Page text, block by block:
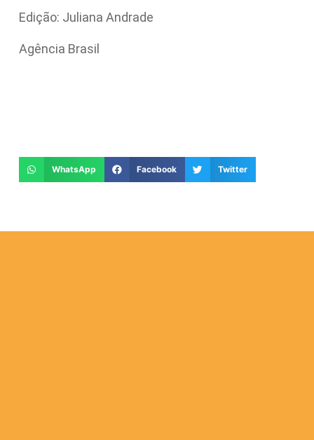
Edição: Juliana Andrade
Agência Brasil
WhatsApp Facebook Twitter